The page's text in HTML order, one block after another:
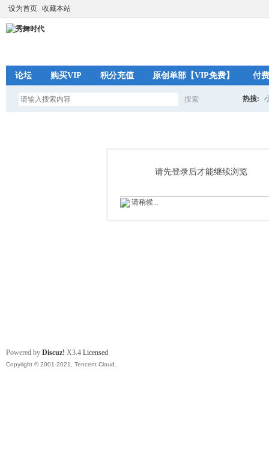
设为首页 收藏本站
论坛 购买VIP 积分充值 原创单部【VIP免费】 付
搜索
索
热搜:
请先登录后才能继续浏览
请稍候...
Powered by Discuz! X3.4 Licensed
Copyright © 2001-2021, Tencent Cloud.